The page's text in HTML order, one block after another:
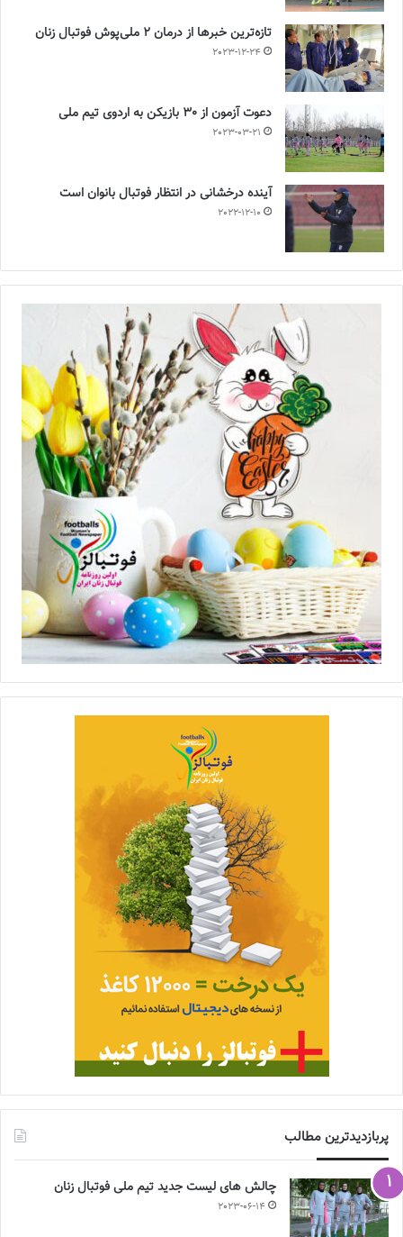
تازه‌ترین خبرها از درمان ۲ ملی‌پوش فوتبال زنان
2023-12-24
دعوت آزمون از 30 بازیکن به اردوی تیم ملی
2023-03-21
آینده درخشانی در انتظار فوتبال بانوان است
2022-12-10
پربازدیدترین مطالب
چالش هاى ليست جدید تيم ملى فوتبال زنان
2023-06-14